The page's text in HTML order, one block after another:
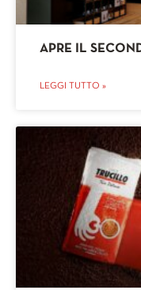
APRE IL
LEGGI TUTTO »